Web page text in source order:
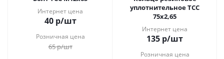
Интернет цена
40р/шт
Розничная цена
65р/шт
уплотнительное ТСС
75х2,65
Интернет цена
135 р/шт
Розничная цена